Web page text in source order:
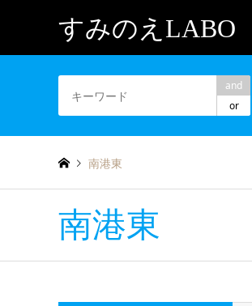
すみのえLABO
and
or
南港東
南港東